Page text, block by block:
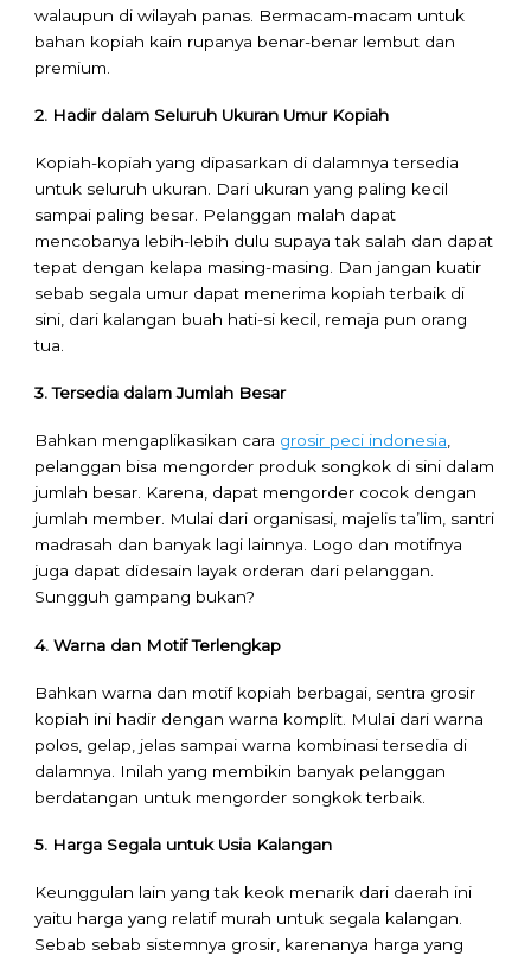
walaupun di wilayah panas. Bermacam-macam untuk
bahan kopiah kain rupanya benar-benar lembut dan
premium.
2. Hadir dalam Seluruh Ukuran Umur Kopiah
Kopiah-kopiah yang dipasarkan di dalamnya tersedia
untuk seluruh ukuran. Dari ukuran yang paling kecil
sampai paling besar. Pelanggan malah dapat
mencobanya lebih-lebih dulu supaya tak salah dan dapat
tepat dengan kelapa masing-masing. Dan jangan kuatir
sebab segala umur dapat menerima kopiah terbaik di
sini, dari kalangan buah hati-si kecil, remaja pun orang
tua.
3. Tersedia dalam Jumlah Besar
Bahkan mengaplikasikan cara grosir peci indonesia,
pelanggan bisa mengorder produk songkok di sini dalam
jumlah besar. Karena, dapat mengorder cocok dengan
jumlah member. Mulai dari organisasi, majelis ta’lim, santri
madrasah dan banyak lagi lainnya. Logo dan motifnya
juga dapat didesain layak orderan dari pelanggan.
Sungguh gampang bukan?
4. Warna dan Motif Terlengkap
Bahkan warna dan motif kopiah berbagai, sentra grosir
kopiah ini hadir dengan warna komplit. Mulai dari warna
polos, gelap, jelas sampai warna kombinasi tersedia di
dalamnya. Inilah yang membikin banyak pelanggan
berdatangan untuk mengorder songkok terbaik.
5. Harga Segala untuk Usia Kalangan
Keunggulan lain yang tak keok menarik dari daerah ini
yaitu harga yang relatif murah untuk segala kalangan.
Sebab sebab sistemnya grosir, karenanya harga yang